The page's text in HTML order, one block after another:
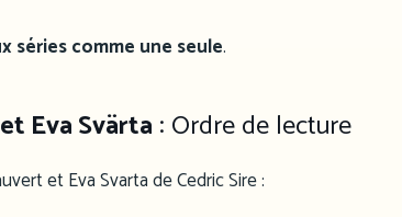
séries comme une seule.
Eva Svärta : Ordre de lecture
et Eva Svarta de Cedric Sire :